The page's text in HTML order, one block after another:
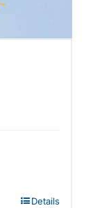
Details